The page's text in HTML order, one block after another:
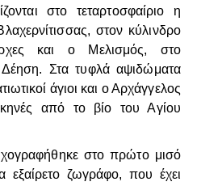
στο τεταρτοσφαίριο η
στον κύλινδρο
και ο Μελισμός, στο
Στα τυφλά αψιδώματα
άγιοι και ο Αρχάγγελος
από το βίο του Αγίου
στο πρώτο μισό
ζωγράφο, που έχει